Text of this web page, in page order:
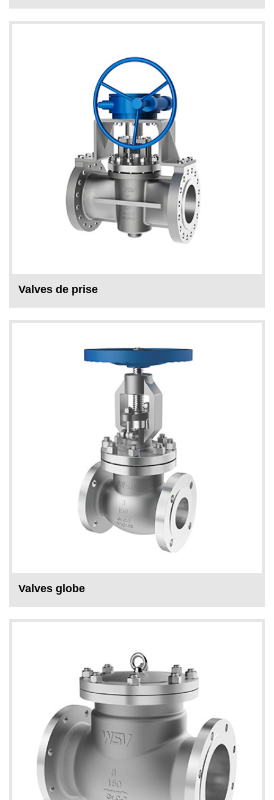
Valves de prise
Valves globe